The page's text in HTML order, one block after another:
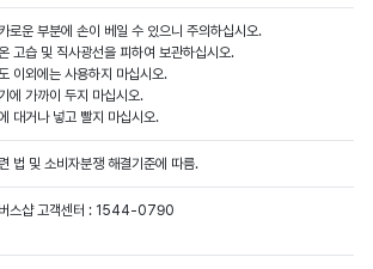
로운 부분에 손이 베일 수 있으니 주의하십시오.
고습 및 직사광선을 피하여 보관하십시오.
이외에는 사용하지 마십시오.
에 가까이 두지 마십시오.
대거나 넣고 빨지 마십시오.
법 및 소비자분쟁 해결기준에 따름.
스샵 고객센터 : 1544-0790